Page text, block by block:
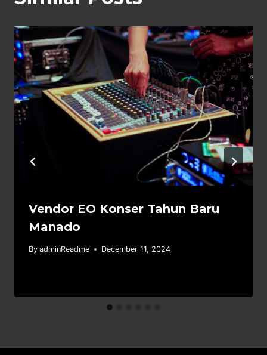
Vendor EO Konser Tahun Baru
Manado
By adminReadme December 11, 2024